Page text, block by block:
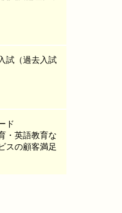
試（過去入試
ド
・英語教育な
スの顧客満足